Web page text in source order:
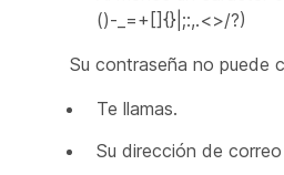
()-_=+[]{}|;:,.<>/?)
Su contraseña no puede
Te llamas.
Su dirección de